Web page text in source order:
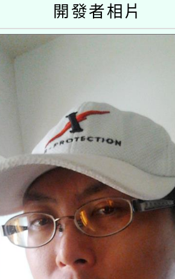
開發者相片